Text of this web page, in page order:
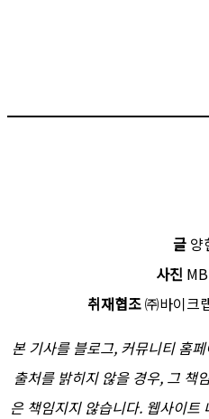
글 양
사진
취재협조㈜바이크
본 기사를 블로그, 커뮤니티 홈
출처를 밝히지 않을 경우, 그 책
은 책임지지 않습니다. 웹사이트